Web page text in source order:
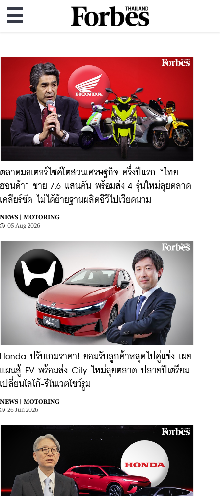
ตลาดมอเตอร์ไซค์โตสวนเศรษฐกิจ ครึ่งปีแรก “ไทย
ฮอนด้า” ขาย 7.6 แสนคัน พร้อมส่ง 4 รุ่นใหม่ลุยตลาด
เคลียร์ชัด ไม่ได้ย้ายฐานผลิตอีวีไปเวียดนาม
NEWS |
MOTORING
05 Aug 2026
Honda ปรับเกมราคา! ยอมรับลูกค้าหลุดไปคู่แข่ง เผย
แผนสู้ EV พร้อมส่ง City ใหม่ลุยตลาด ปลายปีเตรียม
เปลี่ยนโลโก้-รีโนเวตโชว์รูม
NEWS |
MOTORING
26 Jun 2026